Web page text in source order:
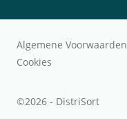
Algemene Voorwaarden
Cookies
©2026 - DistriSort